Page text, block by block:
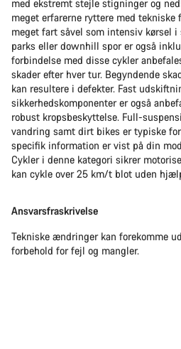
med ekstremt stejle stigninger og
meget erfarerne ryttere med tekniske
meget fart såvel som intensiv kørsel
parks eller downhill spor er også
forbindelse med disse cykler
skader efter hver tur. Begyndende
kan resultere i defekter. Fast
sikkerhedskomponenter er også
robust kropsbeskyttelse. Full-
vandring samt dirt bikes er typiske
specifik information er vist på din
Cykler i denne kategori sikrer
kan cykle over 25 km/t blot uden
Ansvarsfraskrivelse
Tekniske ændringer kan forekomme
forbehold for fejl og mangler.